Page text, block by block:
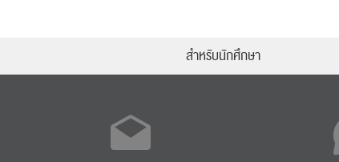
สำหรับนักศึกษา